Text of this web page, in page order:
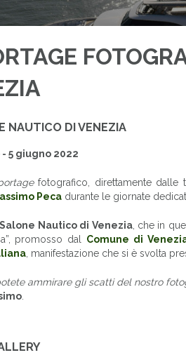
NAUTICO DI VENEZIA
5 giugno 2022
fotografico, direttamente dalle
Peca durante le giornate
Salone Nautico di Venezia, che in
promosso dal Comune di
, manifestazione che si è svolta
ammirare gli scatti del nostro
.